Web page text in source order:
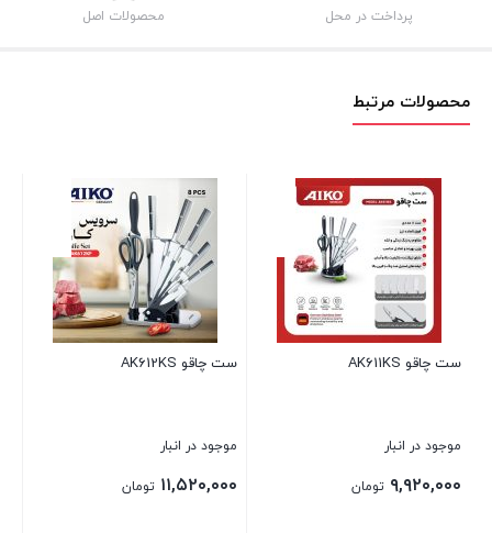
پرداخت در محل محصولات اصل
محصولات مرتبط
ست چاقو AK611KS
موجود در انبار
۹,۹۲۰,۰۰۰ تومان
ست چاقو AK612KS
موجود در انبار
۱۱,۵۲۰,۰۰۰ تومان